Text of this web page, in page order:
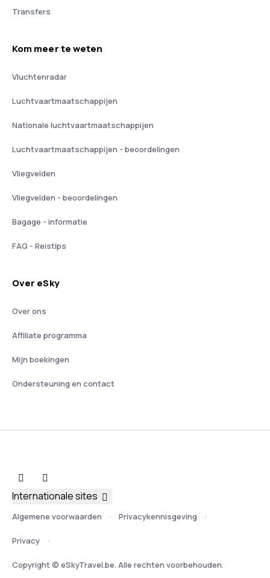
Transfers
Kom meer te weten
Vluchtenradar
Luchtvaartmaatschappijen
Nationale luchtvaartmaatschappijen
Luchtvaartmaatschappijen - beoordelingen
Vliegvelden
Vliegvelden - beoordelingen
Bagage - informatie
FAQ - Reistips
Over eSky
Over ons
Affiliate programma
Mijn boekingen
Ondersteuning en contact
Algemene voorwaarden Privacykennisgeving
Privacy
Copyright © eSkyTravel.be. Alle rechten voorbehouden.
Internationale sites